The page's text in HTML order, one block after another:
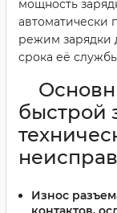
мощность
автоматически
режим зарядки
срока её
быстрой
Износ